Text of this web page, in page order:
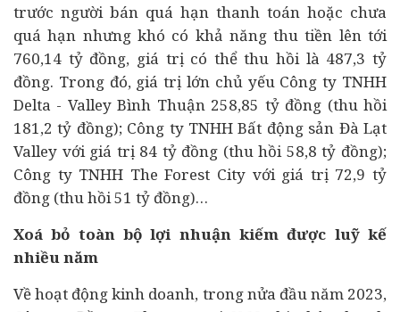
trước người bán quá hạn thanh toán hoặc chưa
quá hạn nhưng khó có khả năng thu tiền lên tới
760,14 tỷ đồng, giá trị có thể thu hồi là 487,3 tỷ
đồng. Trong đó, giá trị lớn chủ yếu Công ty TNHH
Delta - Valley Bình Thuận 258,85 tỷ đồng (thu hồi
181,2 tỷ đồng); Công ty TNHHBất động sản Đà Lạt
Valley với giá trị 84 tỷ đồng (thu hồi 58,8 tỷ đồng);
Công ty TNHH The Forest City với giá trị 72,9 tỷ
đồng (thu hồi 51 tỷ đồng)…
Xoá bỏ toàn bộ lợi nhuận kiếm được luỹ kế
nhiều năm
Về hoạt động kinh doanh, trong nửa đầu năm 2023,